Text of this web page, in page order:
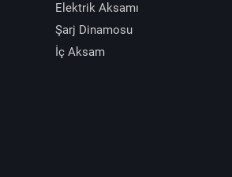
Elektrik Aksamı
Şarj Dinamosu
İç Aksam